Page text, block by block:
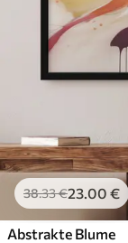
38.33€23.00 €
Abstrakte Blume